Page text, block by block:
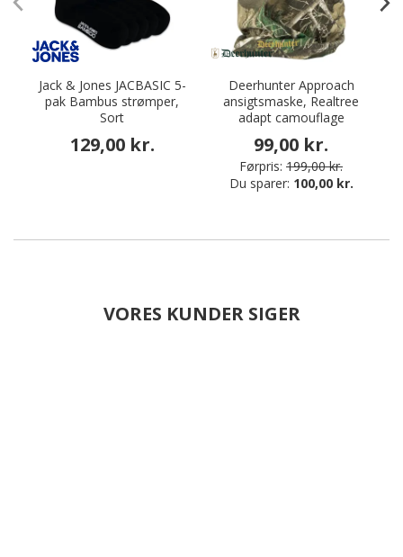
Jack & Jones JACBASIC 5-
pak Bambus strømper,
Sort
129,00 kr.
Deerhunter Approach
ansigtsmaske, Realtree
adapt camouflage
99,00 kr.
Førpris: 199,00 kr.
Du sparer: 100,00 kr.
VORES KUNDER SIGER